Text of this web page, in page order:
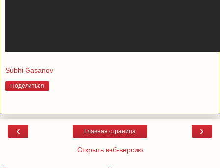
Subhi Gasanov
Поделиться
‹ ›
Главная страница
Открыть веб-версию